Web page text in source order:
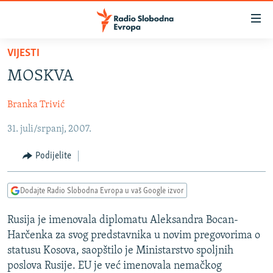
Pređite
glavni
Pređite
na
navigaciju
Pređite
na
pretragu
SRBIJA
KOSOVO
CRNA GORA
VIZUELNO
VIDEO
FOTOGALERIJE
INFOGRAFIKE
PODCASTI
RAT U UKRAJINI
KINA NA BALKANU
RSE PRIČE IZ SVIJETA
VIJESTI
MOSKVA
Branka Trivić
31. juli/srpanj, 2007.
Podijelite
Dodajte Radio Slobodna Evropa u vaš Google izvor
Rusija je imenovala diplomatu Aleksandra Bocan-
Harčenka za svog predstavnika u novim pregovorima o
statusu Kosova, saopštilo je Ministarstvo spoljnih
poslova Rusije. EU je već imenovala nemačkog